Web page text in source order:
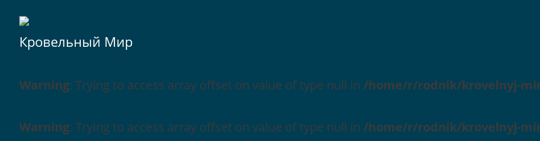
Кровельный Мир
Warning: Trying to access array offset on value of type null in /home/r/rodnik/krovelnyj-
Warning: Trying to access array offset on value of type null in /home/r/rodnik/krovelnyj-